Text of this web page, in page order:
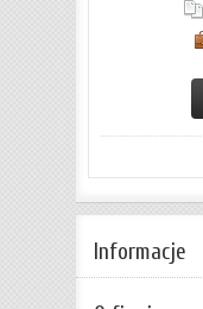
Informacje